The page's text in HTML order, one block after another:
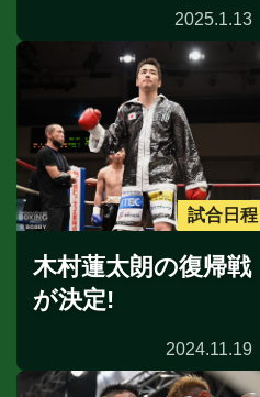
2025.1.13
試合日程
木村蓮太朗の復帰戦
が決定!
2024.11.19